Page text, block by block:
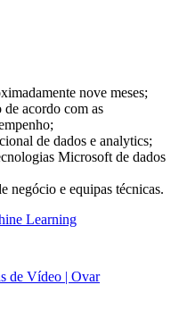
nove meses;
acordo com as
de dados e analytics;
Microsoft de dados
negócio e equipas técnicas.
Learning
de Vídeo | Ovar